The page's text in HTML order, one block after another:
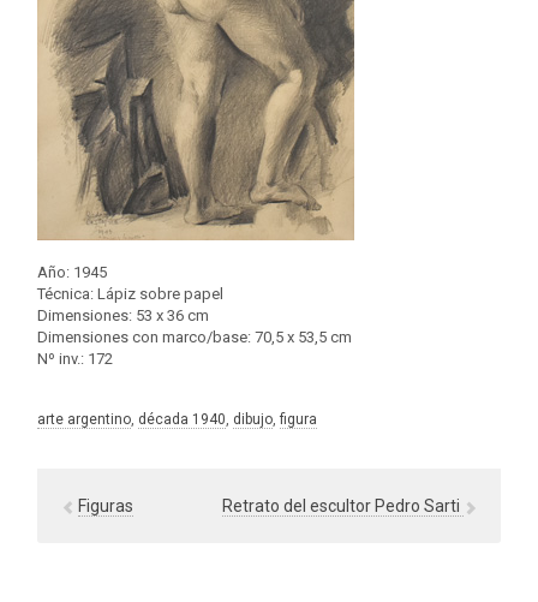
Año: 1945
Técnica: Lápiz sobre papel
Dimensiones: 53 x 36 cm
Dimensiones con marco/base: 70,5 x 53,5 cm
Nº inv.: 172
arte argentino, década 1940, dibujo, figura
Figuras Retrato del escultor Pedro Sarti